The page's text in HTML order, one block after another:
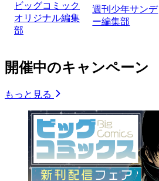
ビッグコミック
オリジナル編集
部
週刊少年サンデ
ー編集部
開催中のキャンペーン
もっと見る